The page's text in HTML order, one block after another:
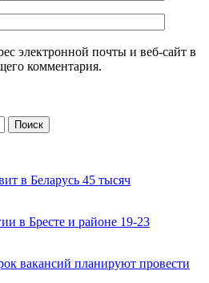
электронной почты и веб-сайт в
комментария.
в Беларусь 45 тысяч
в Бресте и районе 19-23
вакансий планируют провести